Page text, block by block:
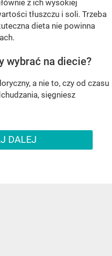
z ich wysokiej
tłuszczu i soli. Trzeba
dieta nie powinna
wybrać na diecie?
a nie to, czy od czasu
sięgniesz
DALEJ